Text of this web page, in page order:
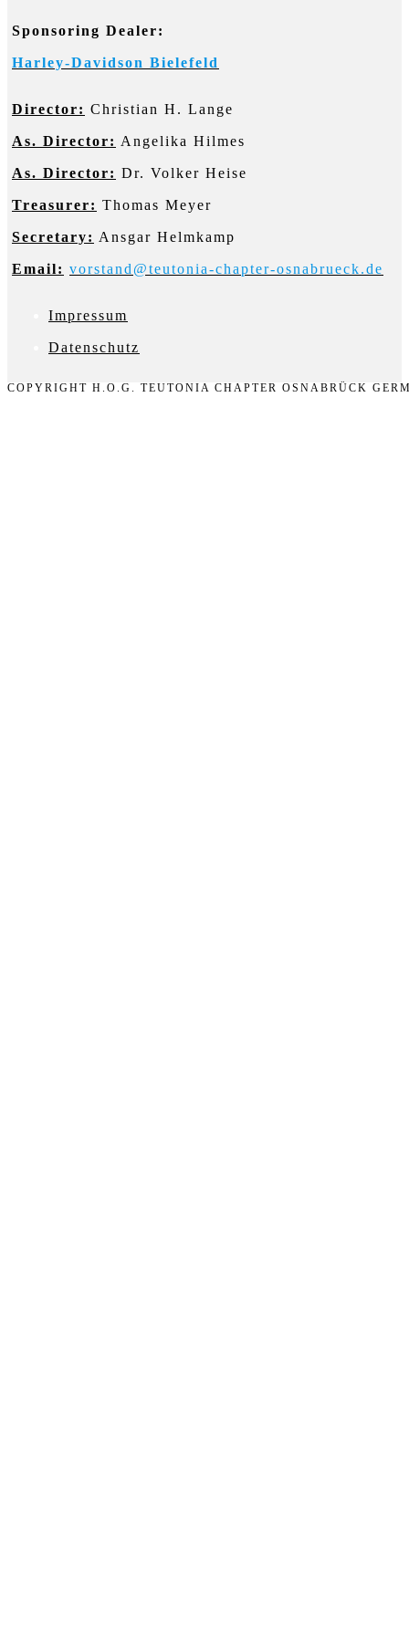
Sponsoring Dealer:
Harley-Davidson Bielefeld
Director: Christian H. Lange
As. Director: Angelika Hilmes
As. Director: Dr. Volker Heise
Treasurer: Thomas Meyer
Secretary: Ansgar Helmkamp
Email: vorstand@teutonia-chapter-osnabrueck.de
Impressum
Datenschutz
COPYRIGHT H.O.G. TEUTONIA CHAPTER OSNABRÜCK